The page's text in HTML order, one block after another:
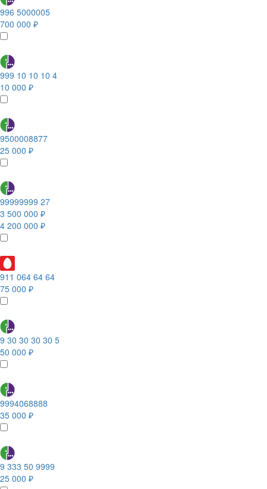
996 5000005
700 000 ₽
999 10 10 10 4
10 000 ₽
9500008877
25 000 ₽
99999999 27
3 500 000 ₽
4 200 000 ₽
911 064 64 64
75 000 ₽
9 30 30 30 30 5
50 000 ₽
9994068888
35 000 ₽
9 333 50 9999
25 000 ₽